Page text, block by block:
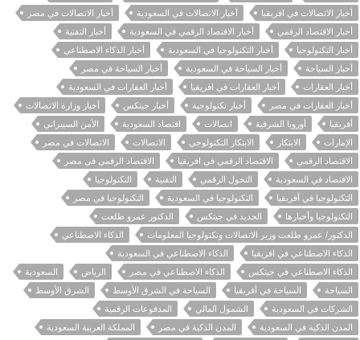
أخبار الاتصالات في افريقيا
أخبار الاتصالات في السعودية
أخبار الاتصالات في مصر
أخبار الاقتصاد الرقمي
أخبار الاقتصاد الرقمي في السعودية
أخبار التقنية
أخبار التكنولوجيا
أخبار التكنولوجيا في السعودية
أخبار الذكاء الاصطناعي
أخبار السياحة
أخبار السياحة في السعودية
أخبار السياحة في مصر
أخبار العقارات
أخبار العقارات في افريقيا
أخبار العقارات في السعودية
أخبار العقارات في مصر
أخبار تكنولوجية أخبار جيتكس
أخبار وزارة الاتصالات
أفريقيا
أوروبا الشرقية اتصالات اقتصاد السعودية
الأمن السيبراني
الإمارات
الابتكار الابتكار التكنولوجي الاتصالات
الاتصالات في مصر
الاقتصاد الرقمي
الاقتصاد الرقمي في افريقيا
الاقتصاد الرقمي في مصر
الاقتصاد في السعودية
التحول الرقمي التقنية
التكنولوجيا
التكنولوجيا في أفريقيا
التكنولوجيا في السعودية
التكنولوجيا في مصر
التكنولوجيا وأخبارها
الجديد في جيتكس
الدكتور عمرو طلعت
الدكتور/ عمرو طلعت وزير الاتصالات وتكنولوجيا المعلومات
الذكاء الاصطناعي
الذكاء الاصطناعي في افريقيا
الذكاء الاصطناعي في السعودية
الذكاء الاصطناعي في جيتكس
الذكاء الاصطناعي في مصر الرياض
السعودية
السياحة
السياحة في أفريقيا السياحة في الشرق الأوسط
الشرق الأوسط
الشركات في السعودية
الشمول المالي
المدفوعات الرقمية
المدن الذكية في السعودية
المدن الذكية في مصر
المملكة العربية السعودية